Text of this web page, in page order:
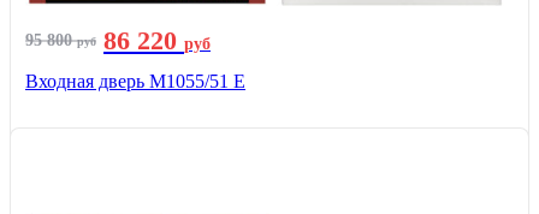
95 800руб 86 220 руб
Входная дверь М1055/51 Е